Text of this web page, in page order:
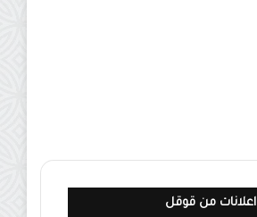
اعلانات من قوقل